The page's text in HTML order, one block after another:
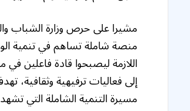
مشيرا على حرص وزارة الشباب
منصة شاملة تساهم في تنمية
اللازمة ليصبحوا قادة فاعلين
إلى فعاليات ترفيهية وثقافية،
مسيرة التنمية الشاملة التي